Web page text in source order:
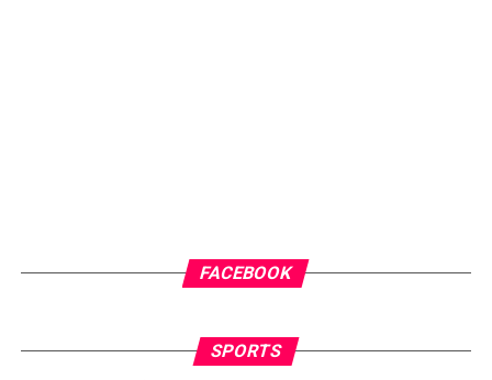
FACEBOOK
SPORTS